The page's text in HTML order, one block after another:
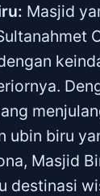
Masjid
ubin biru
Masjid
destinasi